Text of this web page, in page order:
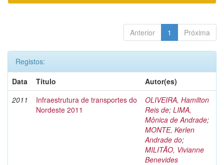
Anterior 1 Próxima
Registos:
Data
Título
Autor(es)
2011
Infraestrutura de transportes do
Nordeste 2011
OLIVEIRA, Hamilton
Reis de; LIMA,
Mônica de Andrade;
MONTE, Kerlen
Andrade do;
MILITÃO, Vivianne
Benevides